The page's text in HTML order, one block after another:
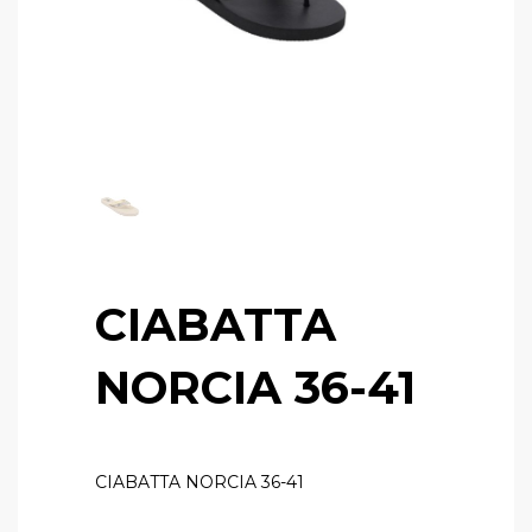
CIABATTA
NORCIA 36-41
CIABATTA NORCIA 36-41